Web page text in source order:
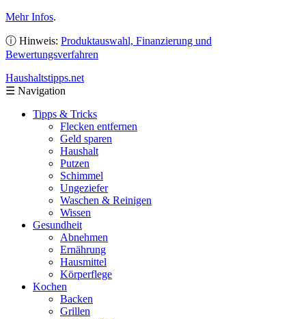
Mehr Infos.
ⓘ Hinweis: Produktauswahl, Finanzierung und
Bewertungsverfahren
Haushaltstipps.net
☰ Navigation
Tipps & Tricks
Flecken entfernen
Geld sparen
Haushalt
Putzen
Schimmel
Ungeziefer
Waschen & Reinigen
Wissen
Gesundheit
Abnehmen
Ernährung
Hausmittel
Körperflege
Kochen
Backen
Grillen